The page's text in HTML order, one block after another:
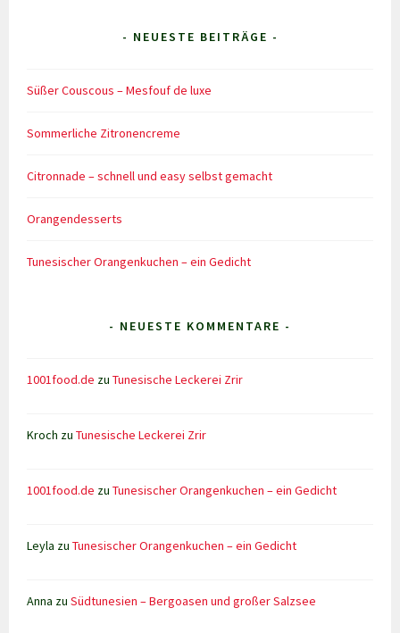
- NEUESTE BEITRÄGE -
Süßer Couscous – Mesfouf de luxe
Sommerliche Zitronencreme
Citronnade – schnell und easy selbst gemacht
Orangendesserts
Tunesischer Orangenkuchen – ein Gedicht
- NEUESTE KOMMENTARE -
1001food.de zuTunesische Leckerei Zrir
Kroch zuTunesische Leckerei Zrir
1001food.de zuTunesischer Orangenkuchen – ein Gedicht
Leyla zuTunesischer Orangenkuchen – ein Gedicht
Anna zuSüdtunesien – Bergoasen und großer Salzsee